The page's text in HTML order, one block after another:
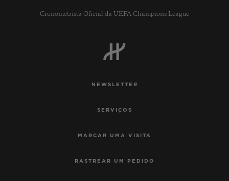
Cronometrista Oficial da UEFA Champions League
NEWSLETTER
SERVIÇOS
MARCAR UMA VISITA
RASTREAR UM PEDIDO